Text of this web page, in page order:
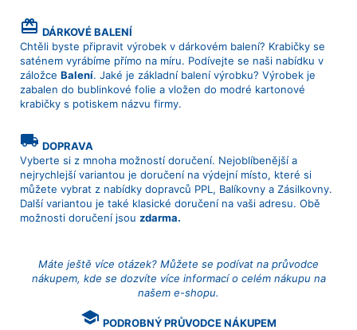
card_giftcard DÁRKOVÉ BALENÍ
Chtěli byste připravit výrobek v dárkovém balení? Krabičky se
saténem vyrábíme přímo na míru. Podívejte se naši nabídku v
záložce Balení. Jaké je základní balení výrobku? Výrobek je
zabalen do bublinkové folie a vložen do modré kartonové
krabičky s potiskem názvu firmy.
local_shipping DOPRAVA
Vyberte si z mnoha možností doručení. Nejoblíbenější a
nejrychlejší variantou je doručení na výdejní místo, které si
můžete vybrat z nabídky dopravců PPL, Balíkovny a Zásilkovny.
Další variantou je také klasické doručení na vaši adresu. Obě
možnosti doručení jsou zdarma.
Máte ještě více otázek? Můžete se podívat na průvodce
nákupem, kde se dozvíte více informací o celém nákupu na
našem e-shopu.
school PODROBNÝ PRŮVODCE NÁKUPEM